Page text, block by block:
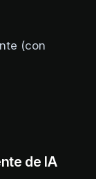
(con
de IA